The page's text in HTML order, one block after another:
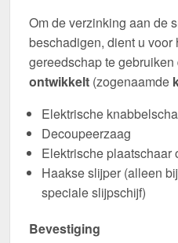
Om de verzinking aan de
beschadigen, dient u voor
gereedschap te gebruiken
ontwikkelt (zogenaamde
Elektrische
Decoupeerzaag
Elektrische plaatschaar
Haakse slijper (alleen
speciale slijpschijf)
Bevestiging